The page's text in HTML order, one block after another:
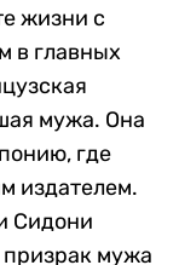
жизни с
в главных
мужа. Она
где
издателем.
Сидони
призрак мужа